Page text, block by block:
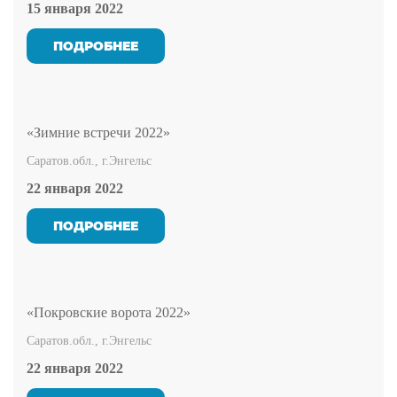
15 января 2022
ПОДРОБНЕЕ
«Зимние встречи 2022»
Саратов.обл., г.Энгельс
22 января 2022
ПОДРОБНЕЕ
«Покровские ворота 2022»
Саратов.обл., г.Энгельс
22 января 2022